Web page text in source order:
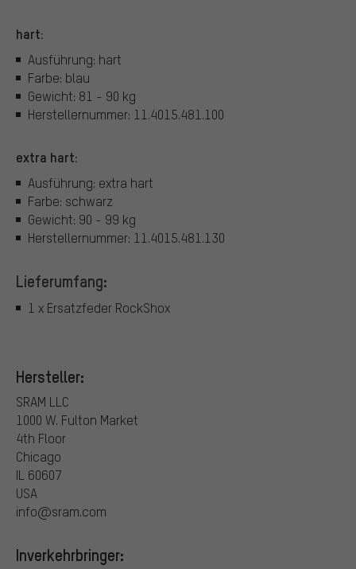
hart:
Ausführung: hart
Farbe: blau
Gewicht: 81 - 90 kg
Herstellernummer: 11.4015.481.100
extra hart:
Ausführung: extra hart
Farbe: schwarz
Gewicht: 90 - 99 kg
Herstellernummer: 11.4015.481.130
Lieferumfang:
1 x Ersatzfeder RockShox
Hersteller:
SRAM LLC
1000 W. Fulton Market
4th Floor
Chicago
IL 60607
USA
info@sram.com
Inverkehrbringer: